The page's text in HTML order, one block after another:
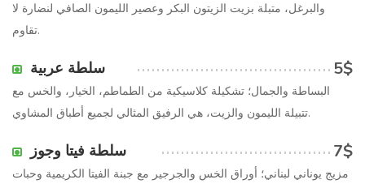
والبرغل، متبلة بزيت الزيتون البكر وعصير الليمون الصافي لنضارة لا
تقاوم.
سلطة عربية 5$
البساطة والجمال؛ تشكيلة كلاسيكية من الطماطم، الخيار، والخس مع
تتبيلة الليمون والزيت، هي الرفيق المثالي لجميع أطباق المشاوي.
سلطة فيتا وجوز 7$
مزيج يوناني لبناني؛ أوراق الخس والجرجير مع جبنة الفيتا الكريمية وحبات